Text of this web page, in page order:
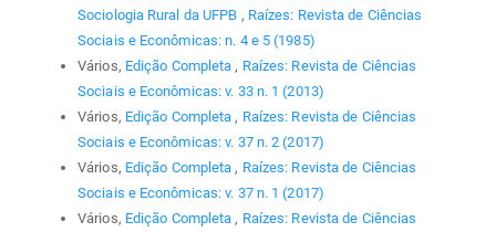
Sociologia Rural da UFPB , Raízes: Revista de Ciências
Sociais e Econômicas: n. 4 e 5 (1985)
Vários, Edição Completa, Raízes: Revista de Ciências
Sociais e Econômicas: v. 33 n. 1 (2013)
Vários, Edição Completa, Raízes: Revista de Ciências
Sociais e Econômicas: v. 37 n. 2 (2017)
Vários, Edição Completa, Raízes: Revista de Ciências
Sociais e Econômicas: v. 37 n. 1 (2017)
Vários, Edição Completa, Raízes: Revista de Ciências